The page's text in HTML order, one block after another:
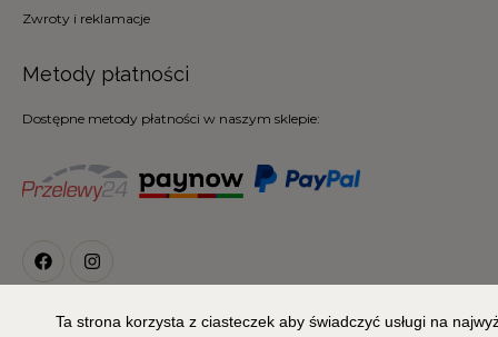
Zwroty i reklamacje
Metody płatności
Dostępne metody płatności w naszym sklepie:
Ta strona korzysta z ciasteczek aby świadczyć usługi na